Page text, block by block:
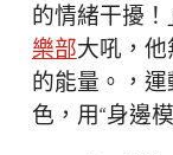
的情緒干擾
樂部大吼，
的能量。，
色，用“身邊